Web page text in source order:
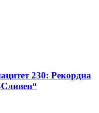
230: Рекордна